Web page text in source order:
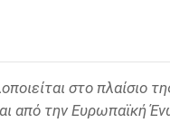
στο
από την Ευρωπαϊκή